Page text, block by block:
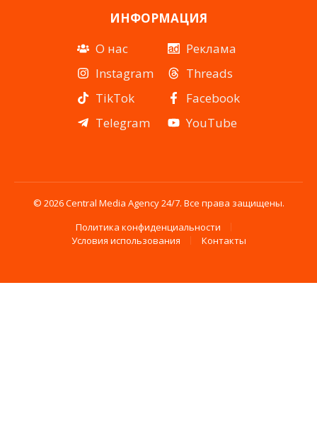
ИНФОРМАЦИЯ
О нас
Instagram
TikTok
Telegram
Реклама
Threads
Facebook
YouTube
© 2026 Central Media Agency 24/7. Все права защищены.
Политика конфиденциальности
Условия использования
Контакты